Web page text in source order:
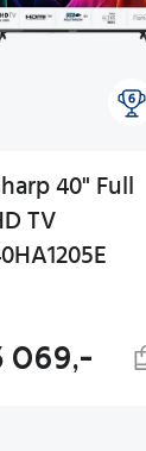
40" Full
TV
069,-